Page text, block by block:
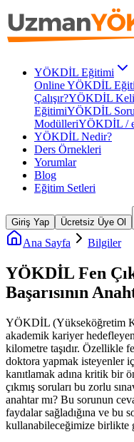
YÖKDİL Eğitimi
Online YÖKDİL
Çalışır?YÖKDİL
EğitimiYÖKDİL Soru
ModülleriYÖKDİL /
YÖKDİL Nedir?
Ders Örnekleri
Yorumlar
Blog
Eğitim Setleri
Giriş Yap Ücretsiz Üye Ol
Ana Sayfa Bilgiler
YÖKDİL Fen
Başarısının
YÖKDİL (Yükseköğretim
akademik kariyer
kilometre taşıdır. Özellikle
doktora yapmak isteyenler
kanıtlamak adına kritik bir
çıkmış soruları bu zorlu
anahtar mı? Bu sorunun
faydalar sağladığına ve bu
kullanabileceğimize birlikte